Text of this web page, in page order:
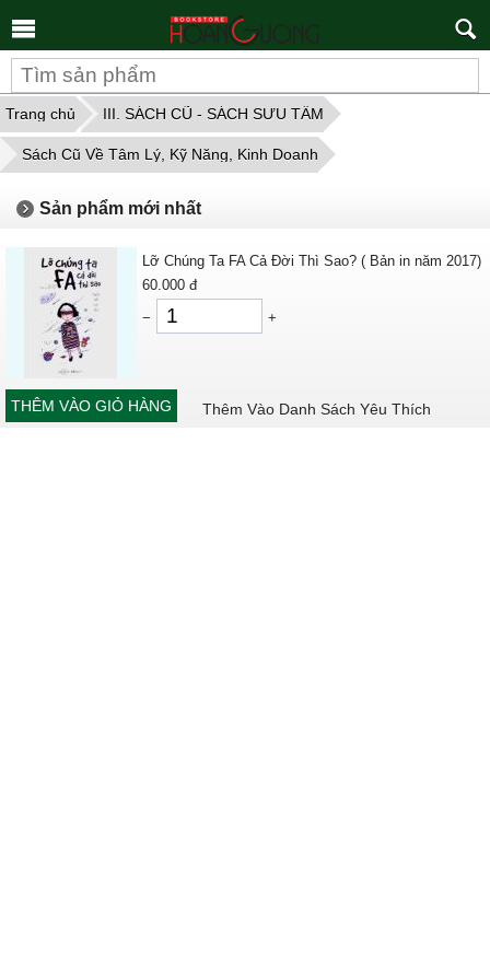
Trang chủ III. SÁCH CŨ - SÁCH SƯU TẦM
Sách Cũ Về Tâm Lý, Kỹ Năng, Kinh Doanh
Sản phẩm mới nhất
Lỡ Chúng Ta FA Cả Đời Thì Sao? ( Bản in năm 2017)
60.000 đ
−
+
THÊM VÀO GIỎ HÀNG Thêm Vào Danh Sách Yêu Thích